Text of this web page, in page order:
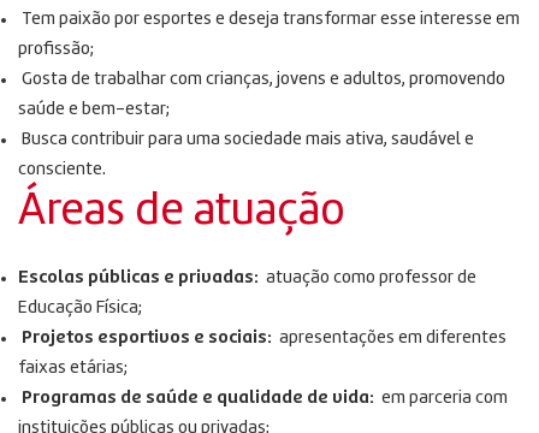
Tem paixão por esportes e deseja transformar esse interesse em
profissão;
Gosta de trabalhar com crianças, jovens e adultos, promovendo
saúde e bem-estar;
Busca contribuir para uma sociedade mais ativa, saudável e
consciente.
Áreas de atuação
Escolas públicas e privadas: atuação como professor de
Educação Física;
Projetos esportivos e sociais: apresentações em diferentes
faixas etárias;
Programas de saúde e qualidade de vida: em parceria com
instituições públicas ou privadas;